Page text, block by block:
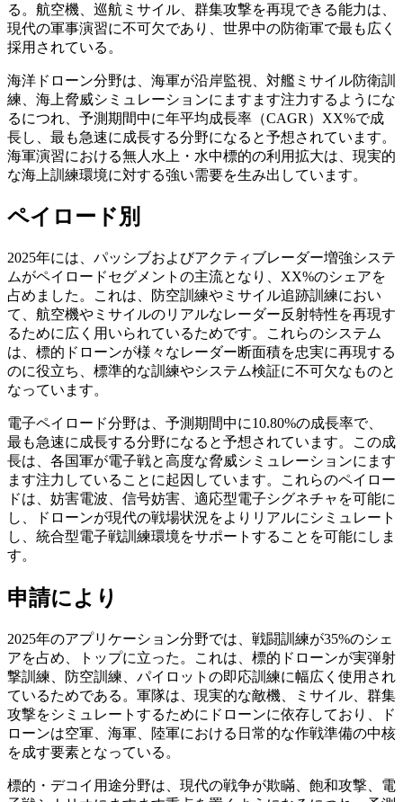
る。航空機、巡航ミサイル、群集攻撃を再現できる能力は、
現代の軍事演習に不可欠であり、世界中の防衛軍で最も広く
採用されている。
海洋ドローン分野は、海軍が沿岸監視、対艦ミサイル防衛訓
練、海上脅威シミュレーションにますます注力するようにな
るにつれ、予測期間中に年平均成長率（CAGR）XX%で成
長し、最も急速に成長する分野になると予想されています。
海軍演習における無人水上・水中標的の利用拡大は、現実的
な海上訓練環境に対する強い需要を生み出しています。
ペイロード別
2025年には、パッシブおよびアクティブレーダー増強システ
ムがペイロードセグメントの主流となり、XX%のシェアを
占めました。これは、防空訓練やミサイル追跡訓練におい
て、航空機やミサイルのリアルなレーダー反射特性を再現す
るために広く用いられているためです。これらのシステム
は、標的ドローンが様々なレーダー断面積を忠実に再現する
のに役立ち、標準的な訓練やシステム検証に不可欠なものと
なっています。
電子ペイロード分野は、予測期間中に10.80%の成長率で、
最も急速に成長する分野になると予想されています。この成
長は、各国軍が電子戦と高度な脅威シミュレーションにます
ます注力していることに起因しています。これらのペイロー
ドは、妨害電波、信号妨害、適応型電子シグネチャを可能に
し、ドローンが現代の戦場状況をよりリアルにシミュレート
し、統合型電子戦訓練環境をサポートすることを可能にしま
す。
申請により
2025年のアプリケーション分野では、戦闘訓練が35%のシェ
アを占め、トップに立った。これは、標的ドローンが実弾射
撃訓練、防空訓練、パイロットの即応訓練に幅広く使用され
ているためである。軍隊は、現実的な敵機、ミサイル、群集
攻撃をシミュレートするためにドローンに依存しており、ド
ローンは空軍、海軍、陸軍における日常的な作戦準備の中核
を成す要素となっている。
標的・デコイ用途分野は、現代の戦争が欺瞞、飽和攻撃、電